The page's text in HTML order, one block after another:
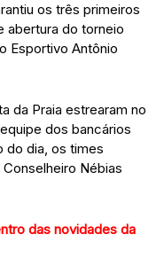
os três primeiros
abertura do torneio
Esportivo Antônio
da Praia estrearam no
dos bancários
do dia, os times
Nébias
das novidades da